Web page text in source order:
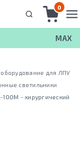
0
MAX
для ЛПУ
светильники
- хирургический